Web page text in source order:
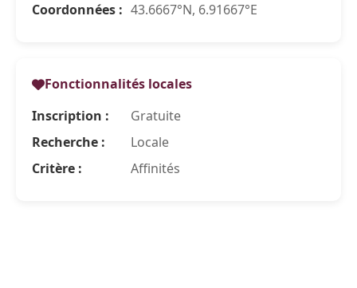
Coordonnées : 43.6667°N, 6.91667°E
Fonctionnalités locales
Inscription :
Gratuite
Recherche :
Locale
Critère :
Affinités